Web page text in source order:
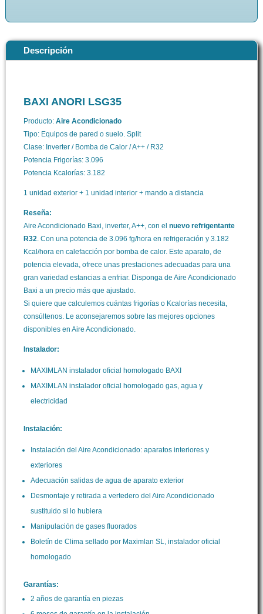
fg
-
Split
1x1
cantidad
Descripción
BAXI ANORI LSG35
Producto: Aire Acondicionado
Tipo: Equipos de pared o suelo. Split
Clase: Inverter / Bomba de Calor / A++ / R32
Potencia Frigorías: 3.096
Potencia Kcalorías: 3.182
1 unidad exterior + 1 unidad interior + mando a distancia
Reseña:
Aire Acondicionado Baxi, inverter, A++, con el nuevo refrigentante
R32. Con una potencia de 3.096 fg/hora en refrigeración y 3.182
Kcal/hora en calefacción por bomba de calor. Este aparato, de
potencia elevada, ofrece unas prestaciones adecuadas para una
gran variedad estancias a enfriar. Disponga de Aire Acondicionado
Baxi a un precio más que ajustado.
Si quiere que calculemos cuántas frigorías o Kcalorías necesita,
consúltenos. Le aconsejaremos sobre las mejores opciones
disponibles en Aire Acondicionado.
Instalador:
MAXIMLAN instalador oficial homologado BAXI
MAXIMLAN instalador oficial homologado gas, agua y
electricidad
Instalación:
Instalación del Aire Acondicionado: aparatos interiores y
exteriores
Adecuación salidas de agua de aparato exterior
Desmontaje y retirada a vertedero del Aire Acondicionado
sustituido si lo hubiera
Manipulación de gases fluorados
Boletín de Clima sellado por Maximlan SL, instalador oficial
homologado
Garantías:
2 años de garantía en piezas